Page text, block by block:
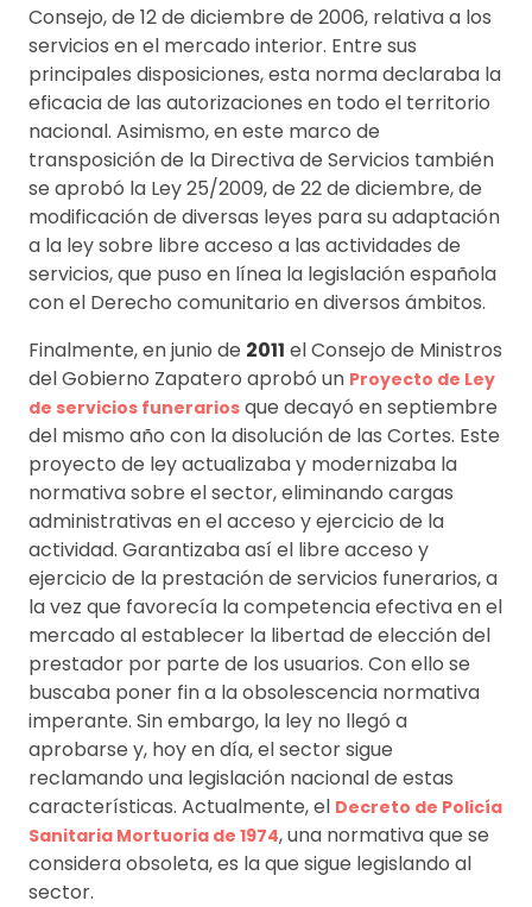
Consejo, de 12 de diciembre de 2006, relativa a los
servicios en el mercado interior. Entre sus
principales disposiciones, esta norma declaraba la
eficacia de las autorizaciones en todo el territorio
nacional. Asimismo, en este marco de
transposición de la Directiva de Servicios también
se aprobó la Ley 25/2009, de 22 de diciembre, de
modificación de diversas leyes para su adaptación
a la ley sobre libre acceso a las actividades de
servicios, que puso en línea la legislación española
con el Derecho comunitario en diversos ámbitos.
Finalmente, en junio de 2011 el Consejo de Ministros
del Gobierno Zapatero aprobó un Proyecto de Ley
de servicios funerarios que decayó en septiembre
del mismo año con la disolución de las Cortes. Este
proyecto de ley actualizaba y modernizaba la
normativa sobre el sector, eliminando cargas
administrativas en el acceso y ejercicio de la
actividad. Garantizaba así el libre acceso y
ejercicio de la prestación de servicios funerarios, a
la vez que favorecía la competencia efectiva en el
mercado al establecer la libertad de elección del
prestador por parte de los usuarios. Con ello se
buscaba poner fin a la obsolescencia normativa
imperante. Sin embargo, la ley no llegó a
aprobarse y, hoy en día, el sector sigue
reclamando una legislación nacional de estas
características. Actualmente, el Decreto de Policía
Sanitaria Mortuoria de 1974, una normativa que se
considera obsoleta, es la que sigue legislando al
sector.